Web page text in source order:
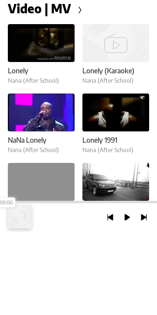
Video | MV
Lonely
Nana (After School)
Lonely (Karaoke)
Nana (After School)
NaNa Lonely
Nana (After School)
Lonely 1991
Nana (After School)
Without World
Nana (After School) Electroboyz Nana (After School)
00:00